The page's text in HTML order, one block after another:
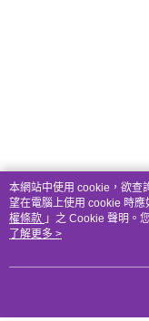
本網站中使用 cookie，欲查
望在電腦上使用 cookie 時
權條款 」之 Cookie 聲明。
用條款之 Cookie 聲明使用
了解更多 >